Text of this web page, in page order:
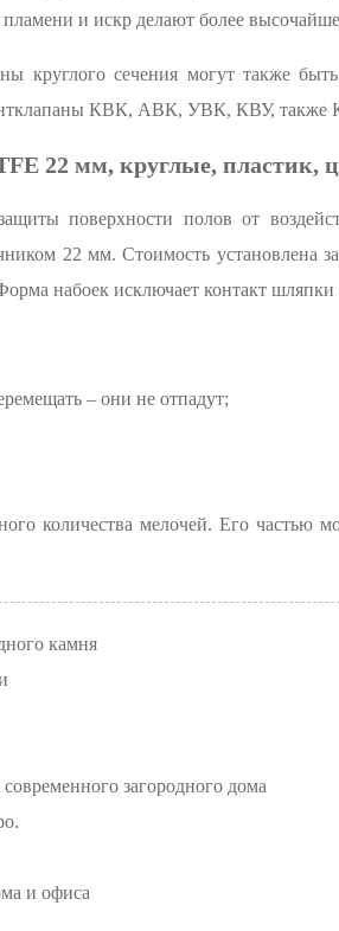
и искр делают более
круглого сечения могут также
КВК, АВК, УВК, КВУ, также
22 мм, круглые, пластик,
поверхности полов от
22 мм. Стоимость установлена
набоек исключает контакт шляпки
– они не отпадут;
количества мелочей. Его частью
камня
загородного дома
и офиса